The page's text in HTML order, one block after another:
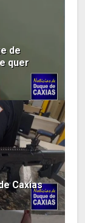
de
quer
Caxias